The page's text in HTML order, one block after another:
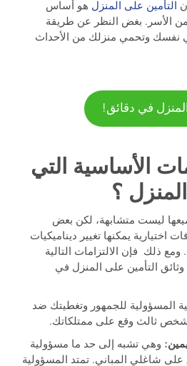
التأمين على المنزل هو أساس
من الأسر. بغض النظر عن طريقة
نفسك وتحمي منزلك من الأحداث
في دقائق!
الأساسية التي
؟
ليست متشابهة، لكن بعض
اختيارية يمكنها تغيير ديناميكيات
ذلك فإن الالتزامات التالية
التأمين على المنزل في
المسؤولية للجمهور وتغطيتك ضد
ثالث وقع على ممتلكاتك.
وهي تشبه إلى حد ما مسؤولية
على شاغلي المباني. تمتد المسؤولية